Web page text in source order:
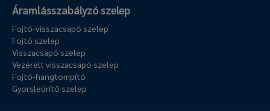
Áramlásszabályzó szelep
Fojtó-visszacsapó szelep
Fojtó szelep
Visszacsapó szelep
Vezérelt visszacsapó szelep
Fojtó-hangtompító
Gyorsleürítő szelep